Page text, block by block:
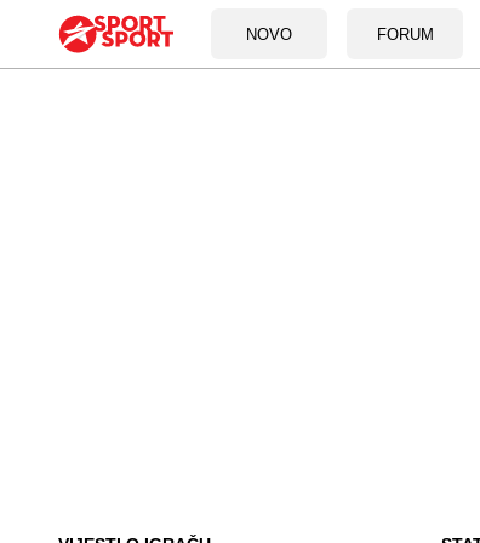
NOVO FORUM